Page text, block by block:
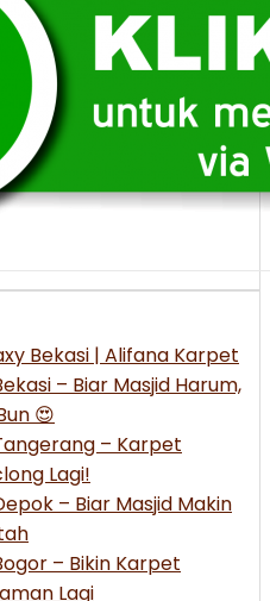
Bekasi | Alifana Karpet
– Biar Masjid Harum,
😍
– Karpet
Lagi!
– Biar Masjid Makin
– Bikin Karpet
Lagi